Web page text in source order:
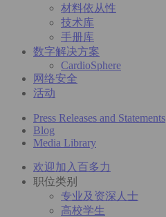
材料依从性
技术库
手册库
数字解决方案
CardioSphere
网络安全
活动
Press Releases and Statements
Blog
Media Library
欢迎加入百多力
职位类别
专业及资深人士
高校学生